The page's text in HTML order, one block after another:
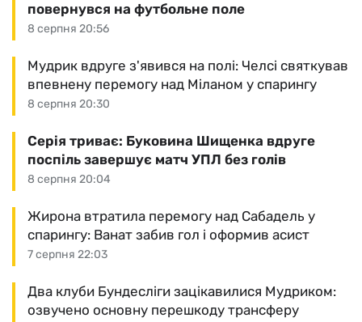
8 серпня 20:56
повернувся на футбольне поле
8 серпня 20:30
Мудрик вдруге з'явився на полі: Челсі святкував
впевнену перемогу над Міланом у спарингу
8 серпня 20:04
Серія триває: Буковина Шищенка вдруге
поспіль завершує матч УПЛ без голів
7 серпня 22:03
Жирона втратила перемогу над Сабадель у
спарингу: Ванат забив гол і оформив асист
Два клуби Бундесліги зацікавилися Мудриком:
озвучено основну перешкоду трансферу